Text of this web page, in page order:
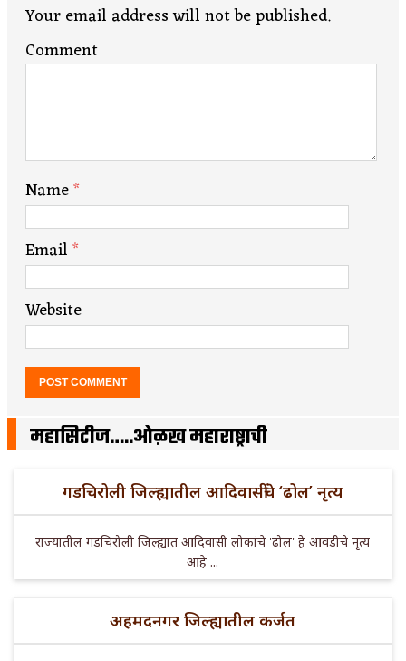
Your email address will not be published.
Comment
Name*
Email*
Website
महासिटीज…..ओळख महाराष्ट्राची
गडचिरोली जिल्ह्यातील आदिवासींचे ‘ढोल’ नृत्य
राज्यातील गडचिरोली जिल्ह्यात आदिवासी लोकांचे 'ढोल' हे आवडीचे नृत्य
आहे ...
अहमदनगर जिल्ह्यातील कर्जत